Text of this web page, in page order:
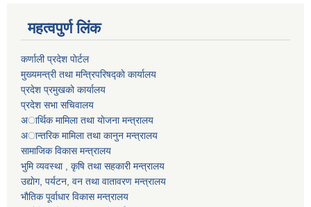
महत्वपुर्ण लिंक
कर्णाली प्रदेश पाेर्टल
मुख्यमन्त्री तथा मन्त्रिपरिषद्काे कार्यालय
प्रदेश प्रमुखकाे कार्यालय
प्रदेश सभा सचिवालय
अार्थिक मामिला तथा याेजना मन्त्रालय
अान्तरिक मामिला तथा कानुन मन्त्रालय
सामाजिक विकास मन्त्रालय
भुमि व्यवस्था , कृषि तथा सहकारी मन्त्रालय
उद्याेग, पर्यटन, वन तथा वातावरण मन्त्रालय
भाैतिक पूर्वाधार विकास मन्त्रालय